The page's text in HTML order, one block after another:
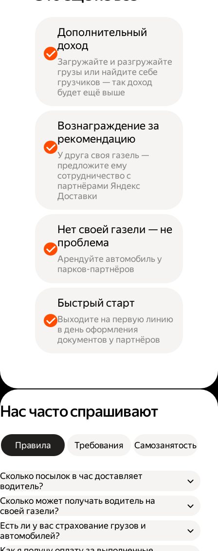
Дополнительный
доход
Загружайте и разгружайте
грузы или найдите себе
грузчиков — так доход
будет ещё выше
Вознаграждение за
рекомендацию
У друга своя газель —
предложите ему
сотрудничество с
партнёрами Яндекс
Доставки
Нет своей газели — не
проблема
Арендуйте автомобиль у
парков-партнёров
Быстрый старт
Выходите на первую линию
в день оформления
документов у партнёров
Нас часто спрашивают
Правила Требования Самозанятость
Сколько посылок в час доставляет
водитель?
Сколько может получать водитель на
своей газели?
Есть ли у вас страхование грузов и
автомобилей?